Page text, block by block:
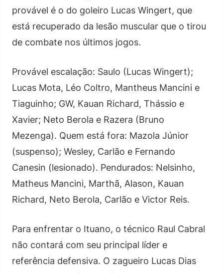
provável é o do goleiro Lucas Wingert, que
está recuperado da lesão muscular que o tirou
de combate nos últimos jogos.
Provável escalação: Saulo (Lucas Wingert);
Lucas Mota, Léo Coltro, Mantheus Mancini e
Tiaguinho; GW, Kauan Richard, Thássio e
Xavier; Neto Berola e Razera (Bruno
Mezenga). Quem está fora: Mazola Júnior
(suspenso); Wesley, Carlão e Fernando
Canesin (lesionado). Pendurados: Nelsinho,
Matheus Mancini, Marthã, Alason, Kauan
Richard, Neto Berola, Carlão e Victor Reis.
Para enfrentar o Ituano, o técnico Raul Cabral
não contará com seu principal líder e
referência defensiva. O zagueiro Lucas Dias